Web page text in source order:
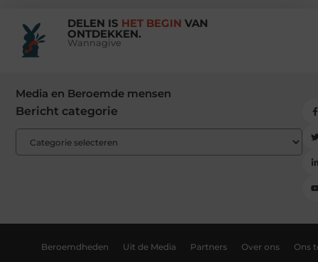
DELEN IS HET BEGIN VAN
ONTDEKKEN.
Wannagive
Media en Beroemde mensen
Bericht categorie
Beroemdheden Uit de Media Partners Over ons Ons